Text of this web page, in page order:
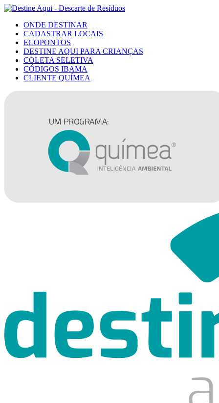
ONDE DESTINAR
CADASTRAR LOCAIS
ECOPONTOS
DESTINE AQUI PARA CRIANÇAS
COLETA SELETIVA
CÓDIGOS IBAMA
CLIENTE QUÍMEA